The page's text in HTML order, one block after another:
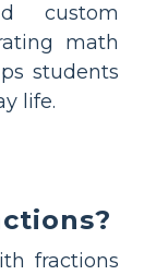
custom
math
students
life.
fractions